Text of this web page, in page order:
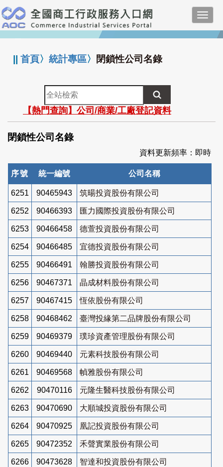
跳
到
主
要
:::
||首頁〉統計專區〉 閉鎖性公司名錄
全
站
檢
索
【熱門查詢】公司/商業/工廠登記資料
閉鎖性公司名錄
資料更新頻率：即時
序號 統一編號 公司名稱
6251 90465943 筑暘投資股份有限公司
6252 90466393 匯力國際投資股份有限公司
6253 90466458 德萱投資股份有限公司
6254 90466485 宜德投資股份有限公司
6255 90466491 翰勝投資股份有限公司
6256 90467371 晶成材料股份有限公司
6257 90467415 恆依股份有限公司
6258 90468462 臺灣投緣第二品牌股份有限公司
6259 90469379 璞珍資產管理股份有限公司
6260 90469440 元素科技股份有限公司
6261 90469568 幀雅股份有限公司
6262 90470116 元隆生醫科技股份有限公司
6263 90470690 大順城投資股份有限公司
6264 90470925 凰記投資股份有限公司
6265 90472352 禾聲實業股份有限公司
6266 90473628 智達和投資股份有限公司